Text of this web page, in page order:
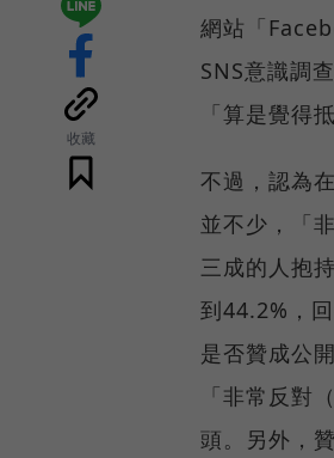
收藏
網站「
SNS意識調
「算是覺得
不過，認為
並不少，「
三成的人抱
到44.2%，
是否贊成公
「非常反對
頭。另外，